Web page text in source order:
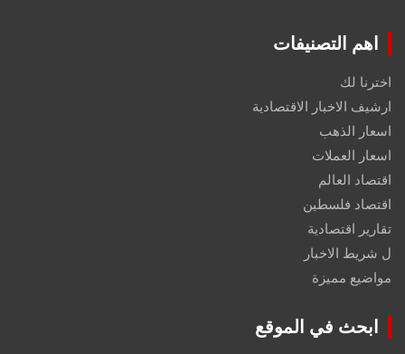
اهم التصنيفات
اخترنا لك
ارشيف الاخبار الاقتصادية
اسعار الذهب
اسعار العملات
اقتصاد العالم
اقتصاد فلسطين
تقارير اقتصادية
ل شريط الاخبار
مواضيع مميزة
ابحث في الموقع